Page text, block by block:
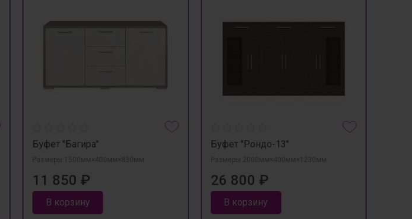
Буфет "Багира"
Размеры 1500мм×400мм×830мм
11 850 ₽
В корзину
Буфет "Рондо-13"
Размеры 2000мм×400мм×1230мм
26 800 ₽
В корзину